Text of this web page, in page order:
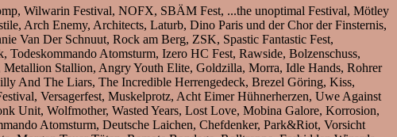
Wilwarin Festival, NOFX, SBÄM Fest, ...the unoptimal Festival, Mötley
Arch Enemy, Architects, Laturb, Dino Paris und der Chor der Finsternis,
Van Der Schnuut, Rock am Berg, ZSK, Spastic Fantastic Fest,
Atomsturm, Izero HC Fest, Rawside, Bolzenschuss,
Stallion, Angry Youth Elite, Goldzilla, Morra, Idle Hands, Rohrer
And The Liars, The Incredible Herrengedeck, Brezel Göring, Kiss,
Versagerfest, Muskelprotz, Acht Eimer Hühnerherzen, Uwe Against
Unit, Wolfmother, Wasted Years, Lost Love, Mobina Galore, Korrosion,
Atomsturm, Deutsche Laichen, Chefdenker, Park&Riot, Vorsicht